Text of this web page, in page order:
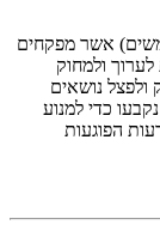
אשר מפקחים
ולמחוק
ולפצל נושאים
כדי למנוע
הפוגעות